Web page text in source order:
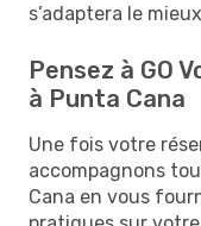
s’adaptera le
Pensez à GO
à Punta Cana
Une fois votre
accompagnons
Cana en vous